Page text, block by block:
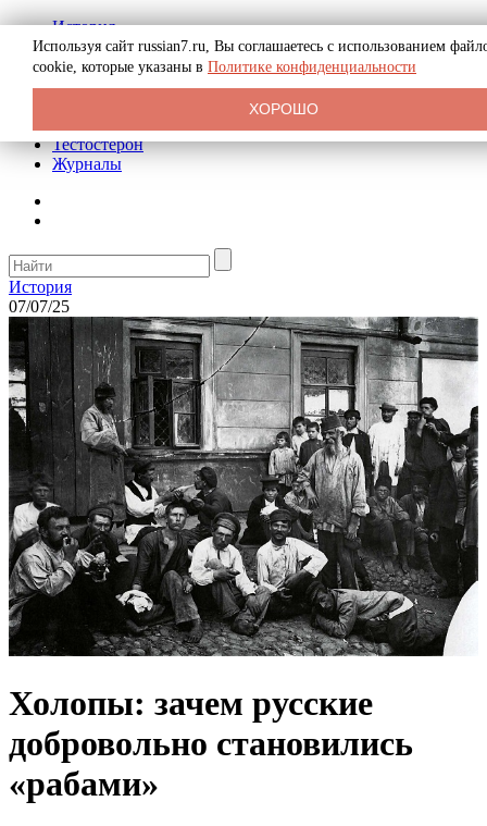
История
Биография
Криминал
Реклама на сайте
Тестостерон
Журналы
История
07/07/25
Холопы: зачем русские
добровольно становились
«рабами»
Используя сайт russian7.ru, Вы соглашаетесь с использованием
cookie, которые указаны в Политике конфиденциальности
ХОРОШО